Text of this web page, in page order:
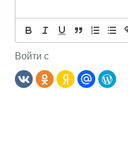
Войти с